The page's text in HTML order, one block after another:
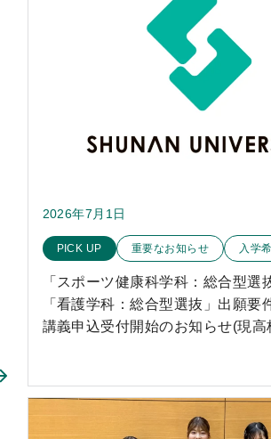
2026年7月1日
このお知らせのカテゴリー
PICK UP 重要なお知らせ 入学
「スポーツ健康科学科：総合型選
「看護学科：総合型選抜」出願要
講義申込受付開始のお知らせ(現高